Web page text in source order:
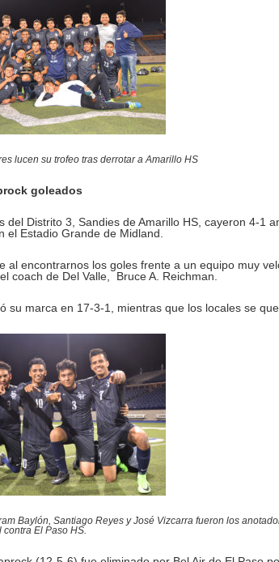
lucen su trofeo tras derrotar a Amarillo HS
goleados
del Distrito 3, Sandies de Amarillo HS, cayeron 4-1
el Estadio Grande de Midland.
al encontrarnos los goles frente a un equipo muy
coach de Del Valle, Bruce A. Reichman.
su marca en 17-3-1, mientras que los locales se
Baylón, Santiago Reyes y José Vizcarra fueron los
El Paso HS.